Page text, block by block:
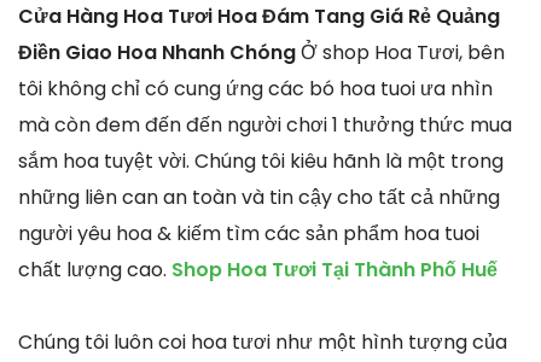
Cửa Hàng Hoa Tươi Hoa Đám Tang Giá Rẻ Quảng
Điền Giao Hoa Nhanh ChóngỞ shop Hoa Tươi, bên
tôi không chỉ có cung ứng các bó hoa tuoi ưa nhìn
mà còn đem đến đến người chơi 1 thưởng thức mua
sắm hoa tuyệt vời. Chúng tôi kiêu hãnh là một trong
những liên can an toàn và tin cậy cho tất cả những
người yêu hoa & kiếm tìm các sản phẩm hoa tuoi
chất lượng cao. Shop Hoa Tươi Tại Thành Phố Huế
Chúng tôi luôn coi hoa tươi như một hình tượng của